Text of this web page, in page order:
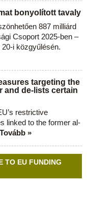
bonyolított tavaly
887 milliárd
Csoport 2025-ben –
i közgyűlésén.
targeting the
and de-lists certain
restrictive
linked to the former al-
Tovább »
TO EU FUNDING